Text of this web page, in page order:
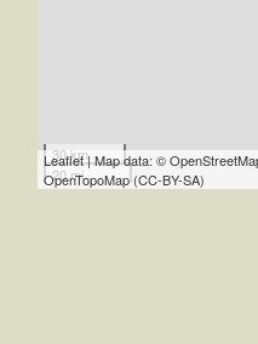
30 km
20 mi
Leaflet | Map data: ©
OpenTopoMap (CC-BY-SA)